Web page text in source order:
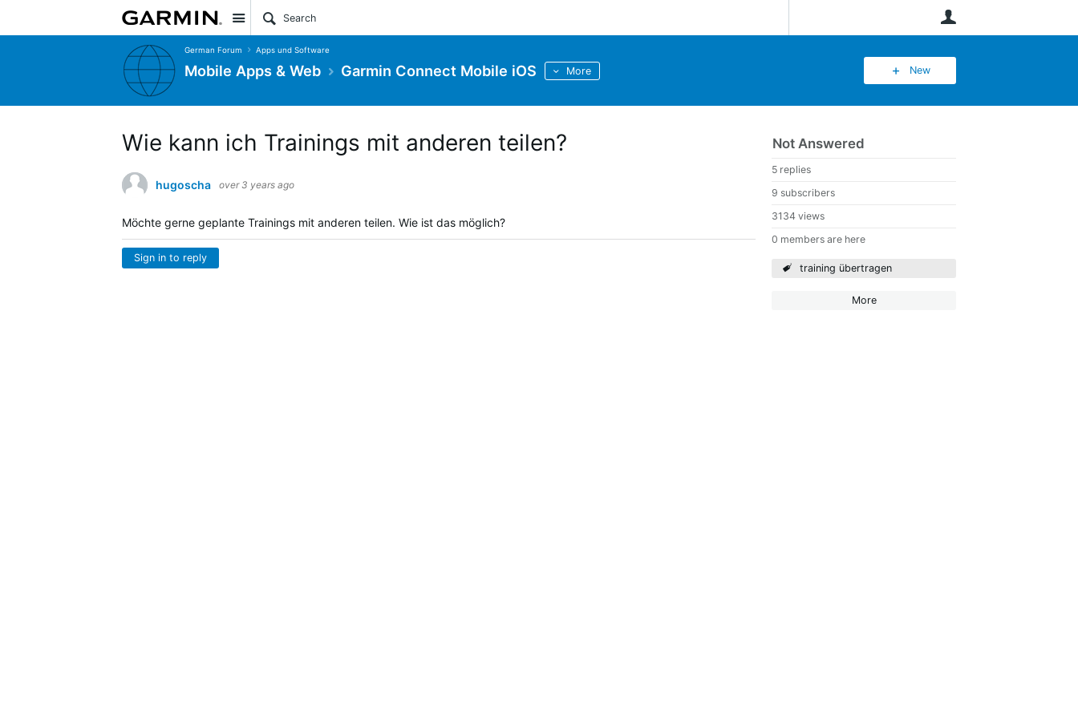
Site
German Forum Apps und Software
Mobile Apps & Web Garmin Connect Mobile iOS More New
Not Answered
5 replies
9 subscribers
3134 views
0 members are here
training übertragen
More
Wie kann ich Trainings mit anderen teilen?
hugoscha over 3 years ago
Möchte gerne geplante Trainings mit anderen teilen. Wie ist das möglich?
Sign in to reply